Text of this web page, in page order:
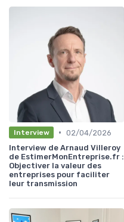
Interview • 02/04/2026
Interview de Arnaud Villeroy
de EstimerMonEntreprise.fr :
Objectiver la valeur des
entreprises pour faciliter
leur transmission